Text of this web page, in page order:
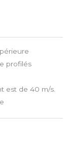
profilés
est de 40 m/s.